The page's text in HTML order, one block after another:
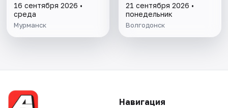
16 сентября 2026 •
среда
Мурманск
21 сентября 2026 •
понедельник
Волгодонск
Навигация